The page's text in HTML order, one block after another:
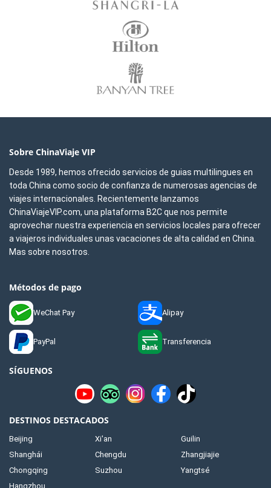
Sobre ChinaViaje VIP
Desde 1989, hemos ofrecido servicios de guias multilingues en
toda China como socio de confianza de numerosas agencias de
viajes internacionales. Recientemente lanzamos
ChinaViajeVIP.com, una plataforma B2C que nos permite
aprovechar nuestra experiencia en servicios locales para ofrecer
a viajeros individuales unas vacaciones de alta calidad en China.
Mas sobre nosotros.
Métodos de pago
WeChat Pay Alipay
PayPal Transferencia
SÍGUENOS
DESTINOS DESTACADOS
Beijing Xi'an
Guilin
Shanghái
Chengdu
Zhangjiajie
Chongqing
Suzhou
Yangtsé
Hangzhou